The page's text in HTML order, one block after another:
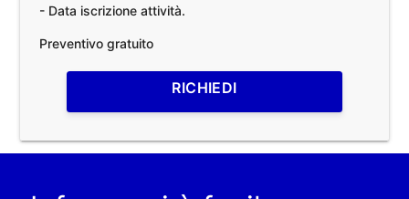
- Data iscrizione attività.
Preventivo gratuito
RICHIEDI